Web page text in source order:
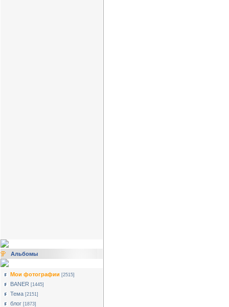
Альбомы
Мои фотографии [2515]
BANER [1445]
Тема [2151]
блог [1873]